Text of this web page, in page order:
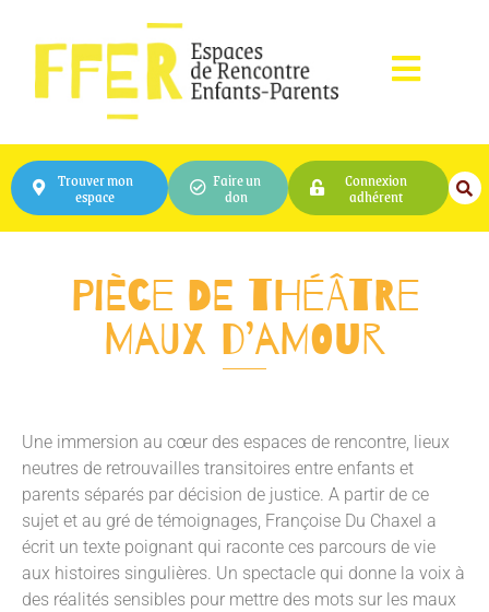
Trouver mon
espace
Faire un
don
Connexion
adhérent
Pièce de théâtre
Maux d’amour
Une immersion au cœur des espaces de rencontre, lieux
neutres de retrouvailles transitoires entre enfants et
parents séparés par décision de justice. A partir de ce
sujet et au gré de témoignages, Françoise Du Chaxel a
écrit un texte poignant qui raconte ces parcours de vie
aux histoires singulières. Un spectacle qui donne la voix à
des réalités sensibles pour mettre des mots sur les maux